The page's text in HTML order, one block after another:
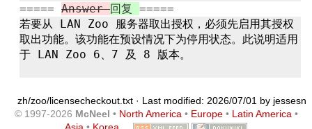
===== Answer回复 =====
若要从 LAN Zoo 服务器取出授权，必须先启用其授权
取出功能。该功能在预设情况下为停用状态。此说明适用
于 LAN Zoo 6、7 及 8 版本。
zh/zoo/licensecheckout.txt · Last modified: 2026/07/01 by jessesn
© 1997-2026 McNeel • North America • Europe• Latin America •